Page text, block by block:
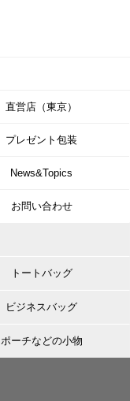
直営店（東京）
プレゼント包装
News&Topics
お問い合わせ
トートバッグ
ビジネスバッグ
ポーチなどの小物